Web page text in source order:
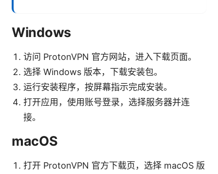
Windows
访问 ProtonVPN 官方网站，进入下载页面。
选择 Windows 版本，下载安装包。
运行安装程序，按屏幕指示完成安装。
打开应用，使用账号登录，选择服务器并连
接。
macOS
打开 ProtonVPN 官方下载页，选择 macOS 版